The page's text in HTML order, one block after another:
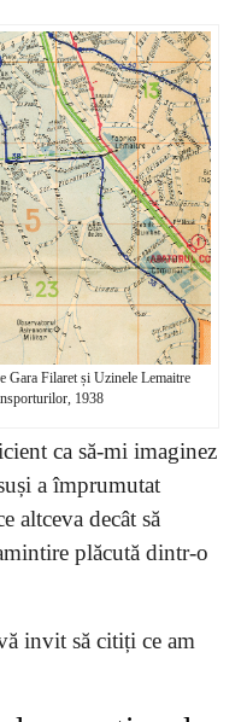
Gara Filaret și Uzinele Lemaitre
1938
ca să-mi imaginez
a împrumutat
altceva decât să
plăcută dintr-o
invit să citiți ce am